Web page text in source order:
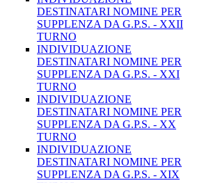
DESTINATARI NOMINE PER
SUPPLENZA DA G.P.S. - XXII
TURNO
INDIVIDUAZIONE
DESTINATARI NOMINE PER
SUPPLENZA DA G.P.S. - XXI
TURNO
INDIVIDUAZIONE
DESTINATARI NOMINE PER
SUPPLENZA DA G.P.S. - XX
TURNO
INDIVIDUAZIONE
DESTINATARI NOMINE PER
SUPPLENZA DA G.P.S. - XIX